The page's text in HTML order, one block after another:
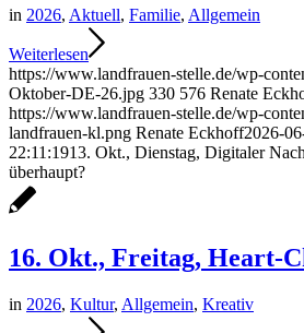
in 2026, Aktuell, Familie, Allgemein
Weiterlesen
https://www.landfrauen-stelle.de/wp-
Oktober-DE-26.jpg 330 576 Renate
https://www.landfrauen-stelle.de/wp-
landfrauen-kl.png Renate Eckhoff2026-
22:11:1913. Okt., Dienstag, Digitaler
überhaupt?
16. Okt., Freitag, Heart-
in 2026, Kultur, Allgemein, Kreativ